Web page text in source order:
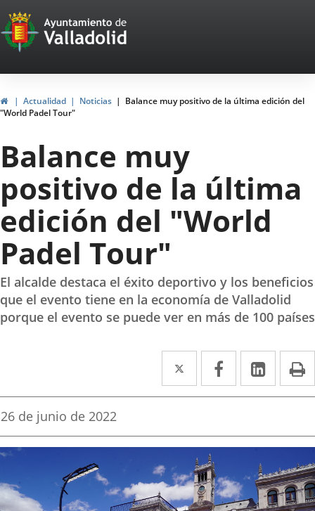
Portal
Web
del
Ayuntamiento
de
Valladolid
InicioActualidad Noticias
Balance muy positivo de la última edición del
"World Padel Tour"
Balance muy
positivo de la última
edición del "World
Padel Tour"
El alcalde destaca el éxito deportivo y los beneficios
que el evento tiene en la economía de Valladolid
porque el evento se puede ver en más de 100 países
Twitter
Enlace
a
aplicación
externa.
Facebook
Enlace
a
aplicación
externa.
Enlace
a
Fecha
la
noticia
26 de junio de 2022